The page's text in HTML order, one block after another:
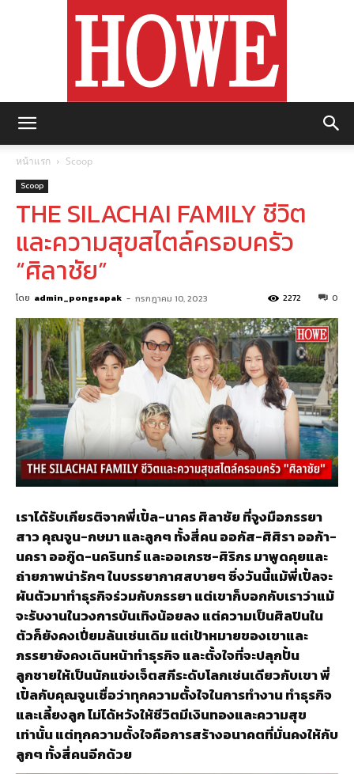
หน้าแรก Scoop
Scoop
THE SILACHAI FAMILY ชีวิต
และความสุขสไตล์ครอบครัว
“ศิลาชัย”
โดย admin_pongsapak - กรกฎาคม 10, 2023 0
2272
เราได้รับเกียรติจากพี่เปิ้ล-นาคร ศิลาชัย ที่จูงมือภรรยา
สาว คุณจูน-กษมา และลูกๆ ทั้งสี่คน ออกัส-ศิศิรา ออก้า-
นครา ออกู๊ด-นครินทร์ และออเกรซ-ศิริกร มาพูดคุยและ
ถ่ายภาพน่ารักๆ ในบรรยากาศสบายๆ ซึ่งวันนี้แม้พี่เปิ้ลจะ
ผันตัวมาทำธุรกิจร่วมกับภรรยา แต่เขาก็บอกกับเราว่าแม้
จะรับงานในวงการบันเทิงน้อยลง แต่ความเป็นศิลปินใน
ตัวก็ยังคงเปี่ยมล้นเช่นเดิม แต่เป้าหมายของเขาและ
ภรรยายังคงเดินหน้าทำธุรกิจ และตั้งใจที่จะปลุกปั้น
ลูกชายให้เป็นนักแข่งเจ็ตสกีระดับโลกเช่นเดียวกับเขา พี่
เปิ้ลกับคุณจูนเชื่อว่าทุกความตั้งใจในการทำงาน ทำธุรกิจ
และเลี้ยงลูก ไม่ได้หวังให้ชีวิตมีเงินทองและความสุข
เท่านั้น แต่ทุกความตั้งใจคือการสร้างอนาคตที่มั่นคงให้กับ
ลูกๆ ทั้งสี่คนอีกด้วย